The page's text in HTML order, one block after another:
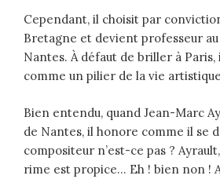
Cependant, il choisit par
Bretagne et devient professeur
Nantes. À défaut de briller à
comme un pilier de la vie
Bien entendu, quand Jean-Marc
de Nantes, il honore comme il se
compositeur n’est-ce pas ?
rime est propice… Eh ! bien non !